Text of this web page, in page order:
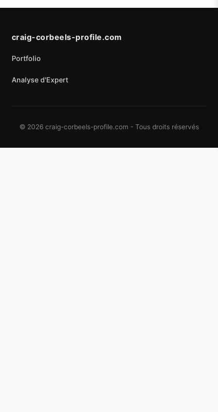
craig-corbeels-profile.com
Portfolio
Analyse d'Expert
© 2026 craig-corbeels-profile.com - Tous droits réservés